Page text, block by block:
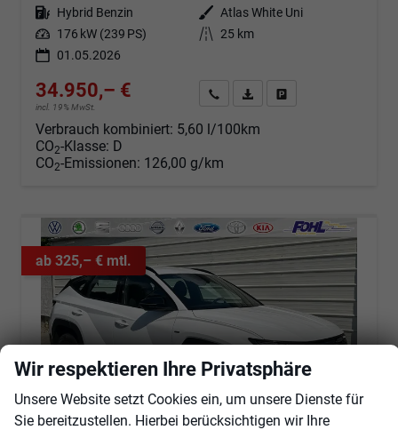
Kraftstoff Hybrid Benzin Außenfarbe Atlas White Uni
Leistung 176 kW (239 PS) Kilometerstand 25 km
01.05.2026
34.950,– €
incl. 19% MwSt.
Angebot anfordern
Fahrzeugexpose (PDF)
Verbrauch kombiniert: 5,60 l/100km
CO2-Klasse: D
CO2-Emissionen: 126,00 g/km
ab 325,– € mtl.
Wir respektieren Ihre Privatsphäre
Unsere Website setzt Cookies ein, um unsere Dienste für
Sie bereitzustellen. Hierbei berücksichtigen wir Ihre